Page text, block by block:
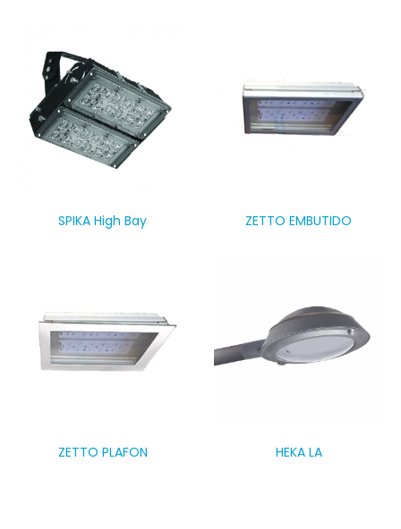
SPIKA High Bay ZETTO EMBUTIDO
ZETTO PLAFON HEKA LA